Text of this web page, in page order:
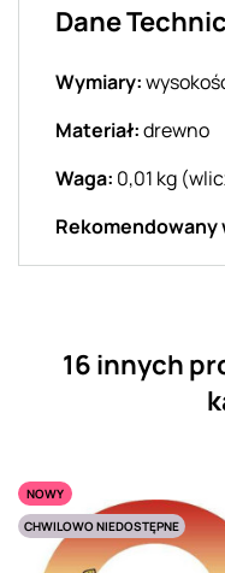
Dane
Wymiary:
Materiał:drewno
Waga: 0,01 kg
Rekomendowany
16 innych
NOWY
CHWILOWO NIEDOSTĘPNE